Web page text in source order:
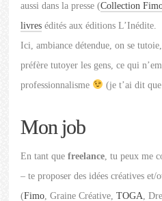
aussi dans la presse (Collection
livres édités aux éditions L’Inédite.
Ici, ambiance détendue, on se
préfère tutoyer les gens, ce qui
professionnalisme
(je t’ai dit
Mon job
En tant quefreelance, tu peux me
– te proposer des idées créatives et/
(Fimo, Graine Créative,TOGA,